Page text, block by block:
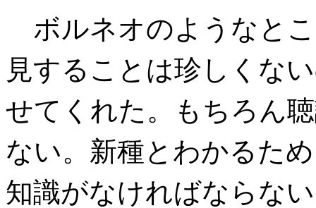
ボルネオのようなと
見することは珍しくな
せてくれた。もちろん
ない。新種とわかるた
知識がなければならな